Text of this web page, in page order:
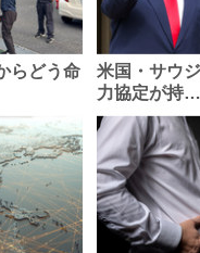
らどう命
米国・サウ
力協定が持…